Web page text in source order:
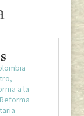
,
a la
Reforma